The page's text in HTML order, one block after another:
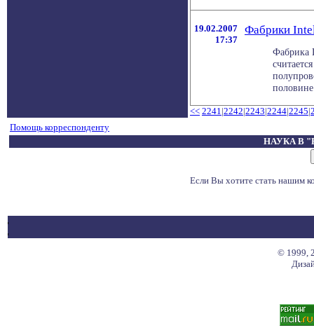
19.02.2007
17:37
Фабрики
Фабрика
<< 2241|2242|2243|2244|2245|
Помощь корреспонденту
НАУКА В
Если Вы хотите стать нашим
© 1999,